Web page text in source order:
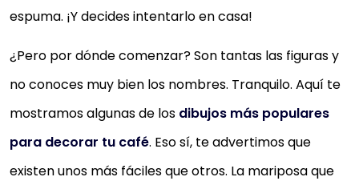
espuma. ¡Y decides intentarlo en casa!
¿Pero por dónde comenzar? Son tantas las figuras y
no conoces muy bien los nombres. Tranquilo. Aquí te
mostramos algunas de los dibujos más populares
para decorar tu café. Eso sí, te advertimos que
existen unos más fáciles que otros. La mariposa que